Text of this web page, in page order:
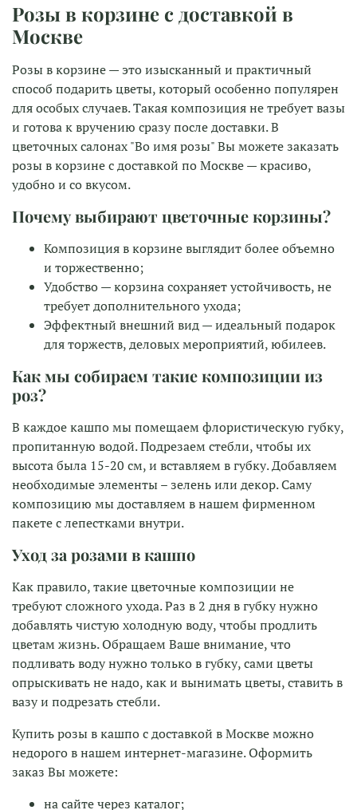
Розы в корзине с доставкой в
Москве
Розы в корзине — это изысканный и практичный
способ подарить цветы, который особенно популярен
для особых случаев. Такая композиция не требует вазы
и готова к вручению сразу после доставки. В
цветочных салонах "Во имя розы" Вы можете заказать
розы в корзине с доставкой по Москве — красиво,
удобно и со вкусом.
Почему выбирают цветочные корзины?
Композиция в корзине выглядит более объемно
и торжественно;
Удобство — корзина сохраняет устойчивость, не
требует дополнительного ухода;
Эффектный внешний вид — идеальный подарок
для торжеств, деловых мероприятий, юбилеев.
Как мы собираем такие композиции из
роз?
В каждое кашпо мы помещаем флористическую губку,
пропитанную водой. Подрезаем стебли, чтобы их
высота была 15-20 см, и вставляем в губку. Добавляем
необходимые элементы – зелень или декор. Саму
композицию мы доставляем в нашем фирменном
пакете с лепестками внутри.
Уход за розами в кашпо
Как правило, такие цветочные композиции не
требуют сложного ухода. Раз в 2 дня в губку нужно
добавлять чистую холодную воду, чтобы продлить
цветам жизнь. Обращаем Ваше внимание, что
подливать воду нужно только в губку, сами цветы
опрыскивать не надо, как и вынимать цветы, ставить в
вазу и подрезать стебли.
Купить розы в кашпо с доставкой в Москве можно
недорого в нашем интернет-магазине. Оформить
заказ Вы можете:
на сайте через каталог;